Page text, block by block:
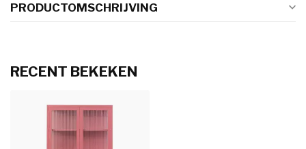
PRODUCTOMSCHRIJVING
RECENT BEKEKEN